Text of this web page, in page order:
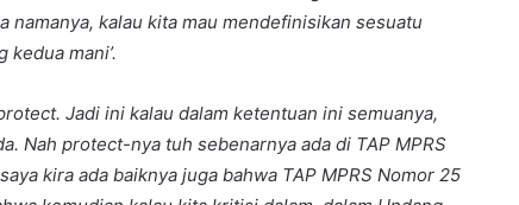
namanya, kalau kita mau mendefinisikan sesuatu
kedua mani’.
Jadi ini kalau dalam ketentuan ini semuanya,
Nah protect-nya tuh sebenarnya ada di TAP MPRS
kira ada baiknya juga bahwa TAP MPRS Nomor 25